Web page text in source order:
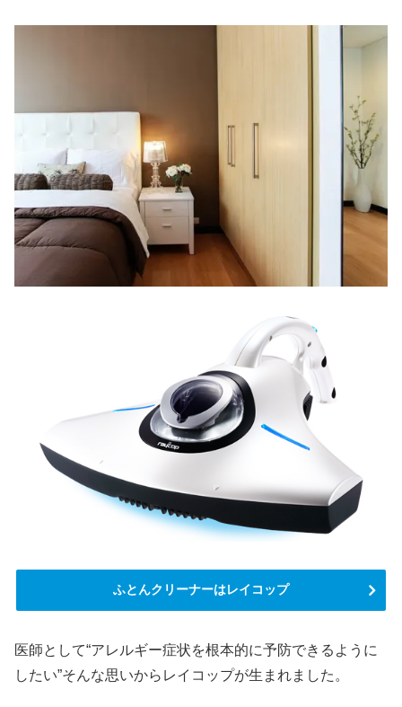
ふとんクリーナーはレイコップ
医師として“アレルギー症状を根本的に予防できるように
したい”そんな思いからレイコップが生まれました。